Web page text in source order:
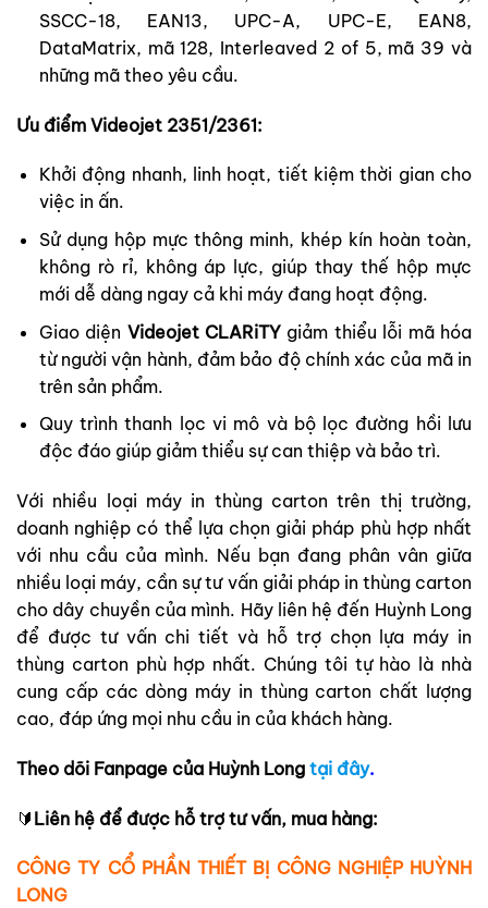
SSCC-18, EAN13, UPC-A, UPC-E, EAN8,
DataMatrix, mã 128, Interleaved 2 of 5, mã 39 và
những mã theo yêu cầu.
Ưu điểm Videojet 2351/2361:
Khởi động nhanh, linh hoạt, tiết kiệm thời gian cho
việc in ấn.
Sử dụng hộp mực thông minh, khép kín hoàn toàn,
không rò rỉ, không áp lực, giúp thay thế hộp mực
mới dễ dàng ngay cả khi máy đang hoạt động.
Giao diện Videojet CLARiTY giảm thiểu lỗi mã hóa
từ người vận hành, đảm bảo độ chính xác của mã in
trên sản phẩm.
Quy trình thanh lọc vi mô và bộ lọc đường hồi lưu
độc đáo giúp giảm thiểu sự can thiệp và bảo trì.
Với nhiều loại máy in thùng carton trên thị trường,
doanh nghiệp có thể lựa chọn giải pháp phù hợp nhất
với nhu cầu của mình. Nếu bạn đang phân vân giữa
nhiều loại máy, cần sự tư vấn giải pháp in thùng carton
cho dây chuyền của mình. Hãy liên hệ đến Huỳnh Long
để được tư vấn chi tiết và hỗ trợ chọn lựa máy in
thùng carton phù hợp nhất. Chúng tôi tự hào là nhà
cung cấp các dòng máy in thùng carton chất lượng
cao, đáp ứng mọi nhu cầu in của khách hàng.
Theo dõi Fanpage của Huỳnh Long tại đây.
🔰 Liên hệ để được hỗ trợ tư vấn, mua hàng:
CÔNG TY CỔ PHẦN THIẾT BỊ CÔNG NGHIỆP HUỲNH
LONG